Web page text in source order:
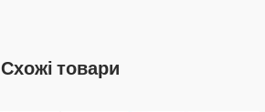
Схожі товари